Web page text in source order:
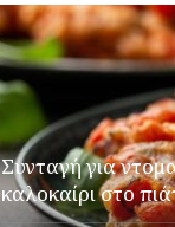
Συνταγή για
καλοκαίρι στο